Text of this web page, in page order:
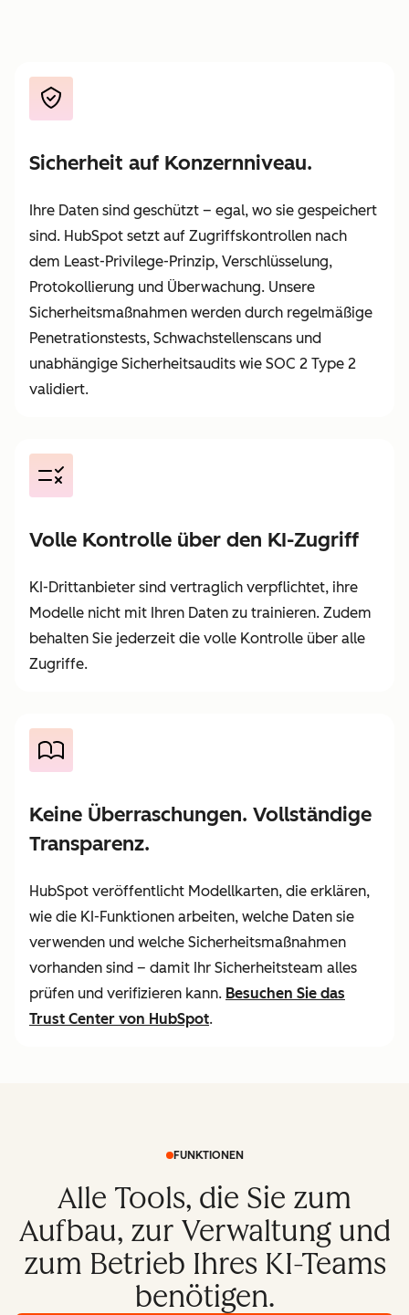
Sicherheit auf Konzernniveau.
Ihre Daten sind geschützt – egal, wo sie gespeichert
sind. HubSpot setzt auf Zugriffskontrollen nach
dem Least-Privilege-Prinzip, Verschlüsselung,
Protokollierung und Überwachung. Unsere
Sicherheitsmaßnahmen werden durch regelmäßige
Penetrationstests, Schwachstellenscans und
unabhängige Sicherheitsaudits wie SOC 2 Type 2
validiert.
Volle Kontrolle über den KI-Zugriff
KI-Drittanbieter sind vertraglich verpflichtet, ihre
Modelle nicht mit Ihren Daten zu trainieren. Zudem
behalten Sie jederzeit die volle Kontrolle über alle
Zugriffe.
Keine Überraschungen. Vollständige
Transparenz.
HubSpot veröffentlicht Modellkarten, die erklären,
wie die KI-Funktionen arbeiten, welche Daten sie
verwenden und welche Sicherheitsmaßnahmen
vorhanden sind – damit Ihr Sicherheitsteam alles
prüfen und verifizieren kann. Besuchen Sie das
Trust Center von HubSpot.
FUNKTIONEN
Alle Tools, die Sie zum
Aufbau, zur Verwaltung und
zum Betrieb Ihres KI-Teams
benötigen.